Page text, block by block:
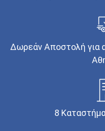
Δωρεάν Αποστολή για
8